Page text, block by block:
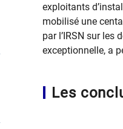
exploitants
mobilisé une
par l’IRSN sur les
exceptionnelle, a
Les